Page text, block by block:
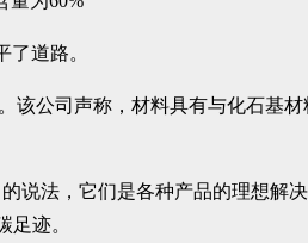
道路。
该公司声称，材料具有与化石基
说法，它们是各种产品的理想解
迹。